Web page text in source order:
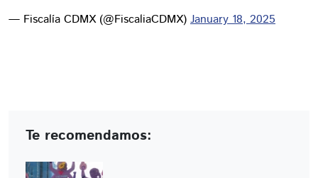
— Fiscalía CDMX (@FiscaliaCDMX) January 18, 2025
Te recomendamos: